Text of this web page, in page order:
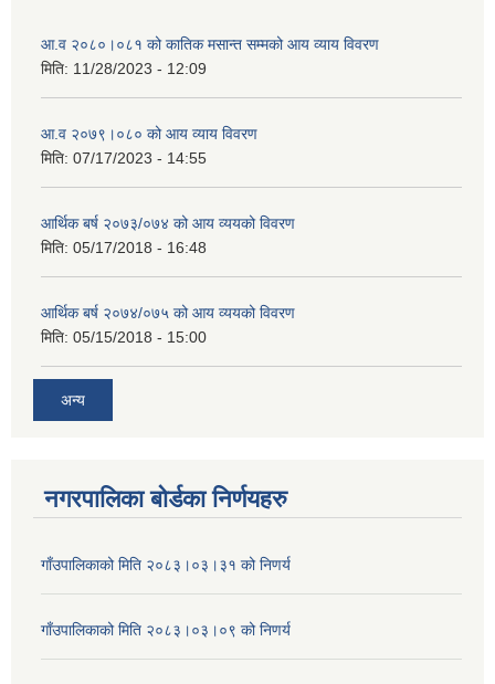
आ.व २०८०।०८१ को कातिक मसान्त सम्मको आय व्याय विवरण
मिति: 11/28/2023 - 12:09
आ.व २०७९।०८० को आय व्याय विवरण
मिति: 07/17/2023 - 14:55
आर्थिक बर्ष २०७३/०७४ को आय व्ययको विवरण
मिति: 05/17/2018 - 16:48
आर्थिक बर्ष २०७४/०७५ को आय व्ययको विवरण
मिति: 05/15/2018 - 15:00
अन्य
नगरपालिका बोर्डका निर्णयहरु
गाँउपालिकाको मिति २०८३।०३।३१ को निणर्य
गाँउपालिकाको मिति २०८३।०३।०९ को निणर्य